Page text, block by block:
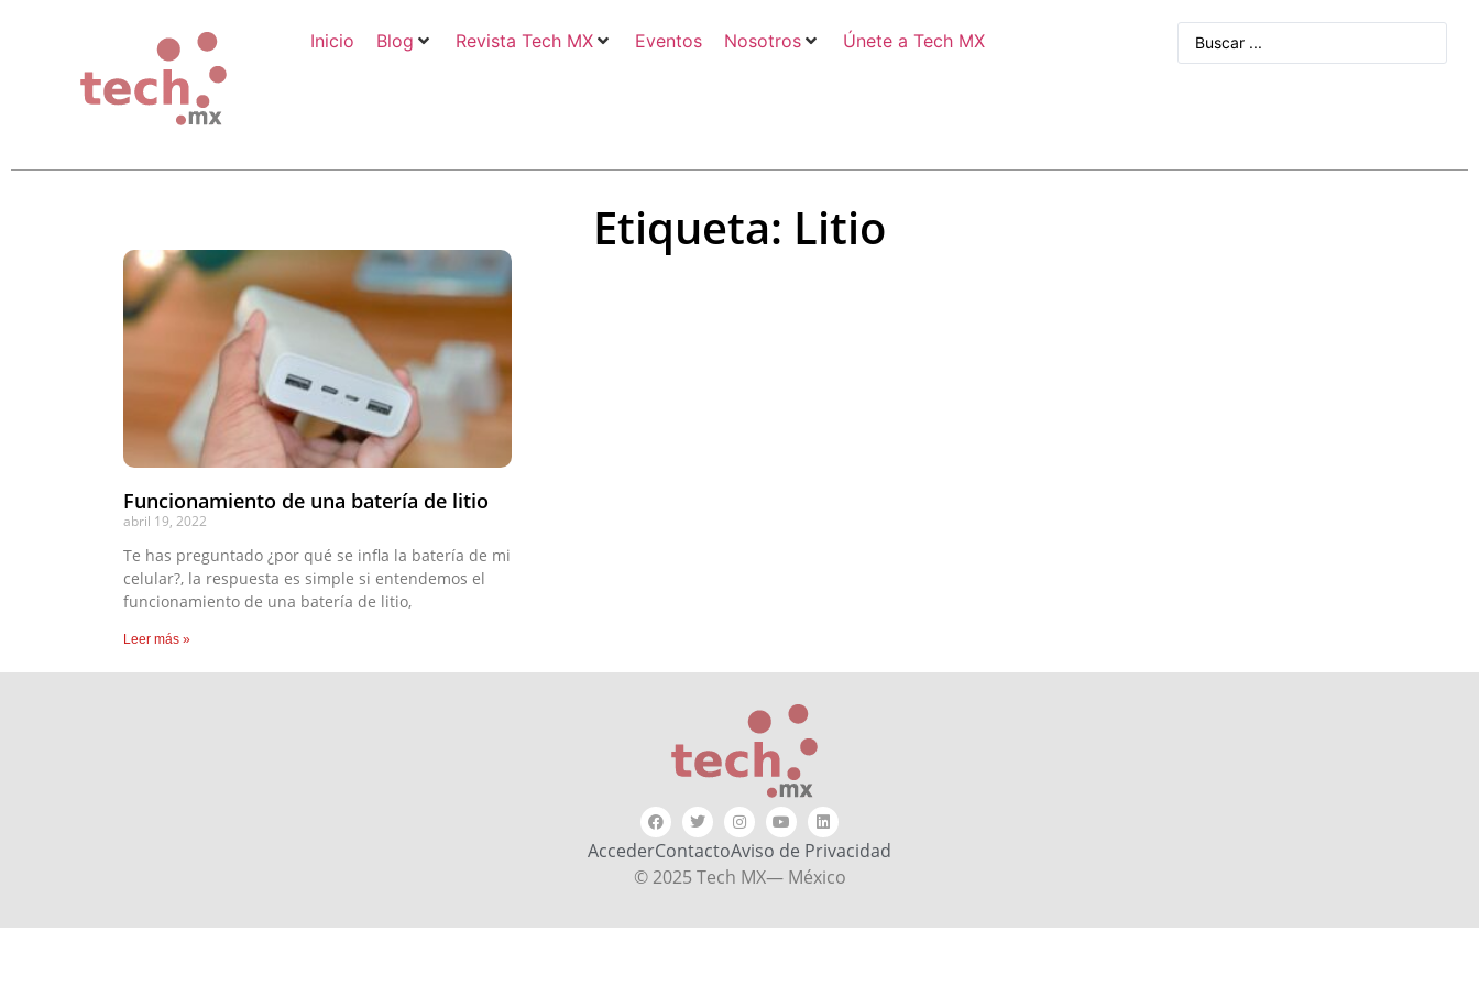
Inicio Blog Revista Tech MX Eventos Nosotros Únete a Tech MX
Etiqueta: Litio
Funcionamiento de una batería de litio
abril 19, 2022
Te has preguntado ¿por qué se infla la batería de mi
celular?, la respuesta es simple si entendemos el
funcionamiento de una batería de litio,
Leer más »
AccederContactoAviso de Privacidad
© 2025 Tech MX— México